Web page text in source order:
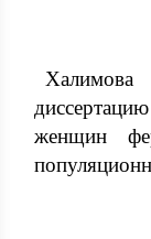
женщин